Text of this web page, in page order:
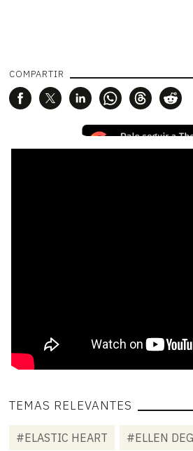
COMPARTIR
TEMAS RELEVANTES
#ELASTIC HEART #ELLEN